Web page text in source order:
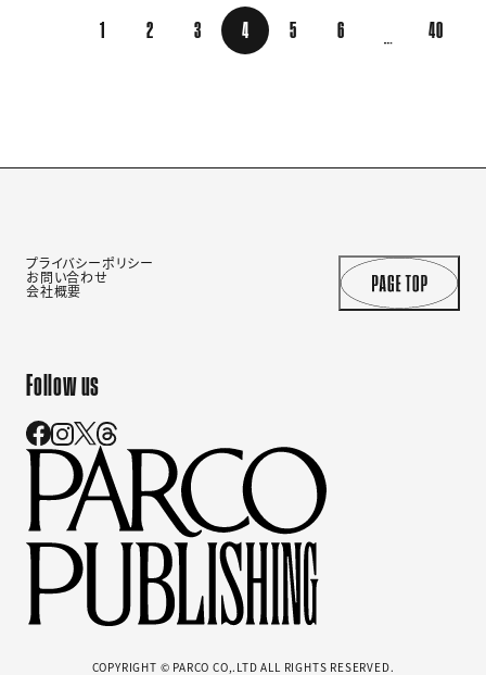
1 2 3 4 5 6 40
プライバシーポリシー
お問い合わせ
会社概要
Follow us
COPYRIGHT © PARCO CO,.LTD ALL RIGHTS RESERVED.